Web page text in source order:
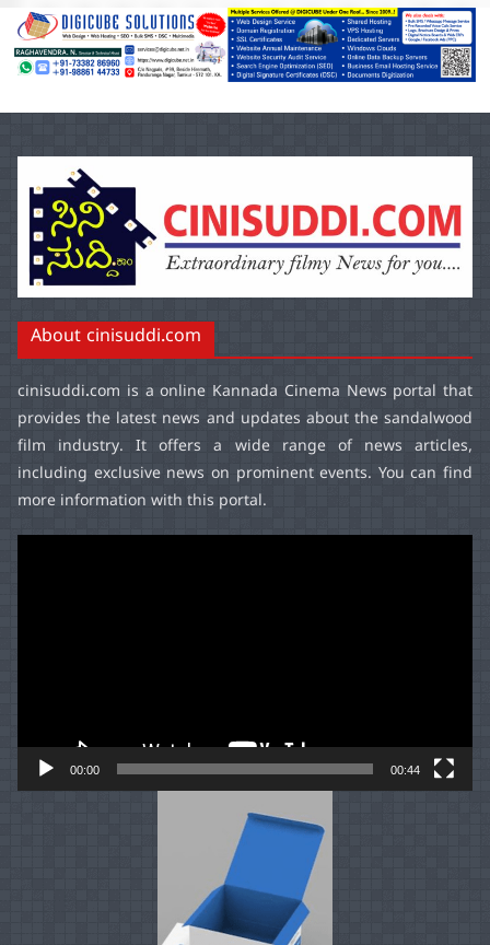
About cinisuddi.com
cinisuddi.com is a online Kannada Cinema News portal that
provides the latest news and updates about the sandalwood
film industry. It offers a wide range of news articles,
including exclusive news on prominent events. You can find
more information with this portal.
00:00 00:44